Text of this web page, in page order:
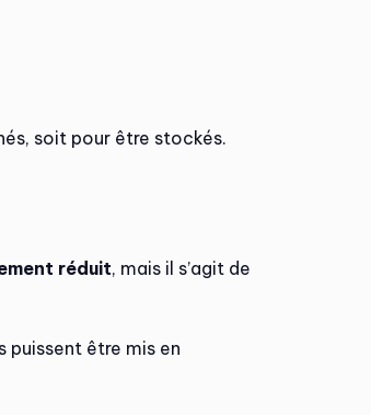
soit pour être stockés.
réduit, mais il s’agit de
puissent être mis en